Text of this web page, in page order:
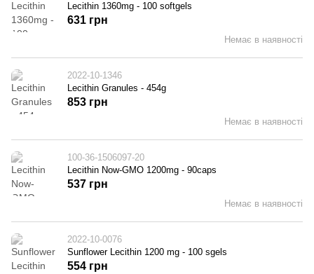
Lecithin 1360mg - 100 softgels
Немає в наявності
631 грн
2022-10-1346
Lecithin Granules - 454g
Немає в наявності
853 грн
100-36-1506097-20
Lecithin Now-GMO 1200mg - 90caps
Немає в наявності
537 грн
2022-10-0076
Sunflower Lecithin 1200 mg - 100 sgels
554 грн